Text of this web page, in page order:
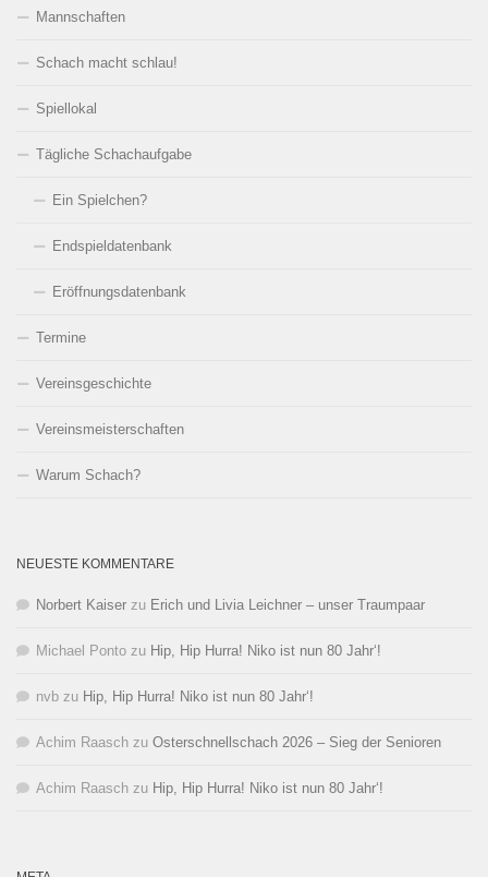
Mannschaften
Schach macht schlau!
Spiellokal
Tägliche Schachaufgabe
Ein Spielchen?
Endspieldatenbank
Eröffnungsdatenbank
Termine
Vereinsgeschichte
Vereinsmeisterschaften
Warum Schach?
NEUESTE KOMMENTARE
Norbert Kaiser zu Erich und Livia Leichner – unser Traumpaar
Michael Ponto zu Hip, Hip Hurra! Niko ist nun 80 Jahr‘!
nvb zu Hip, Hip Hurra! Niko ist nun 80 Jahr‘!
Achim Raasch zu Osterschnellschach 2026 – Sieg der Senioren
Achim Raasch zu Hip, Hip Hurra! Niko ist nun 80 Jahr‘!